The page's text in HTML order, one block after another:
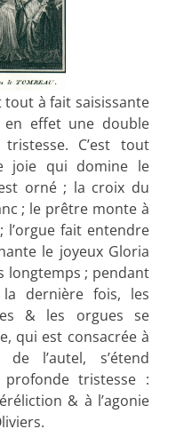
tout à fait saisissante
effet une double
C’est tout
joie qui domine le
orné ; la croix du
; le prêtre monte à
l’orgue fait entendre
le joyeux Gloria
longtemps ; pendant
dernière fois, les
& les orgues se
qui est consacrée à
l’autel, s’étend
tristesse :
& à l’agonie